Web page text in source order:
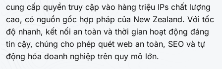
cung cấp quyền truy cập vào hàng triệu IPs chất lượng
cao, có nguồn gốc hợp pháp của New Zealand. Với tốc
độ nhanh, kết nối an toàn và thời gian hoạt động đáng
tin cậy, chúng cho phép quét web an toàn, SEO và tự
động hóa doanh nghiệp trên quy mô lớn.